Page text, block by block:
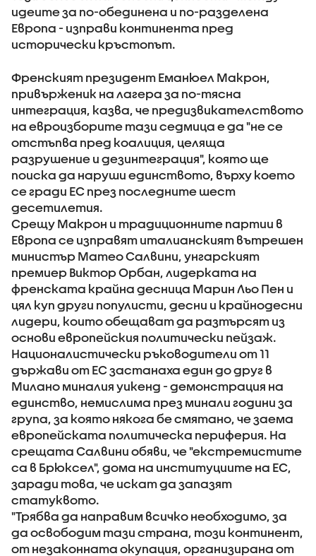
идеите за по-обединена и по-разделена
Европа - изправи континента пред
исторически кръстопът.
Френският президент Еманюел Макрон,
привърженик на лагера за по-тясна
интеграция, казва, че предизвикателството
на евроизборите тази седмица е да "не се
отстъпва пред коалиция, целяща
разрушение и дезинтеграция", която ще
поиска да наруши единството, върху което
се гради ЕС през последните шест
десетилетия.
Срещу Макрон и традиционните партии в
Европа се изправят италианският вътрешен
министър Матео Салвини, унгарският
премиер Виктор Орбан, лидерката на
френската крайна десница Марин Льо Пен и
цял куп други популисти, десни и крайнодесни
лидери, които обещават да разтърсят из
основи европейския политически пейзаж.
Националистически ръководители от 11
държави от ЕС застанаха един до друг в
Милано миналия уикенд - демонстрация на
единство, немислима през минали години за
група, за която някога бе смятано, че заема
европейската политическа периферия. На
срещата Салвини обяви, че "екстремистите
са в Брюксел", дома на институциите на ЕС,
заради това, че искат да запазят
статуквото.
"Трябва да направим всичко необходимо, за
да освободим тази страна, този континент,
от незаконната окупация, организирана от